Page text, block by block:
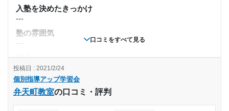
目的の達成理由
入塾時の学年
高校2年
---
口コミをすべて見る
入塾を決めたきっかけ
---
塾の雰囲気
---
---
コース・カリキュラム
---
個別指導アップ学習会
弁天町教室の口コミ・評判
投稿日 : 2021/2/24